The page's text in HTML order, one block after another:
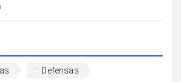
Defensas